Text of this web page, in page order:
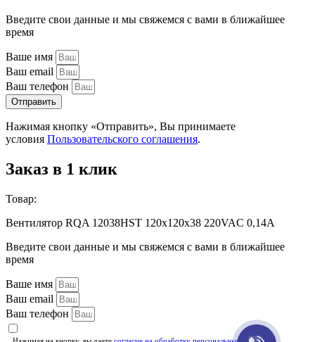
Введите свои данные и мы свяжемся с вами в ближайшее
время
Ваше имя
Ваш email
Ваш телефон
Отправить
Нажимая кнопку «Отправить», Вы принимаете
условия Пользовательского соглашения.
Заказ в 1 клик
Товар:
Вентилятор RQA 12038HST 120х120х38 220VAC 0,14А
Введите свои данные и мы свяжемся с вами в ближайшее
время
Ваше имя
Ваш email
Ваш телефон